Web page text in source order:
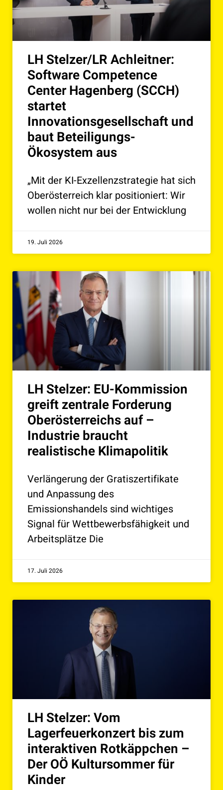
LH Stelzer/LR Achleitner:
Software Competence
Center Hagenberg (SCCH)
startet
Innovationsgesellschaft und
baut Beteiligungs-
Ökosystem aus
„Mit der KI-Exzellenzstrategie hat sich
Oberösterreich klar positioniert: Wir
wollen nicht nur bei der Entwicklung
19. Juli 2026
LH Stelzer: EU-Kommission
greift zentrale Forderung
Oberösterreichs auf –
Industrie braucht
realistische Klimapolitik
Verlängerung der Gratiszertifikate
und Anpassung des
Emissionshandels sind wichtiges
Signal für Wettbewerbsfähigkeit und
Arbeitsplätze Die
17. Juli 2026
LH Stelzer: Vom
Lagerfeuerkonzert bis zum
interaktiven Rotkäppchen –
Der OÖ Kultursommer für
Kinder